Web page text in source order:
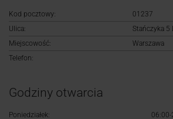
Logowanie
Kod pocztowy:
01237
Ulica:
Stańczyka 5
Miejscowość:
Warszawa
Telefon:
Godziny otwarcia
Poniedziałek: